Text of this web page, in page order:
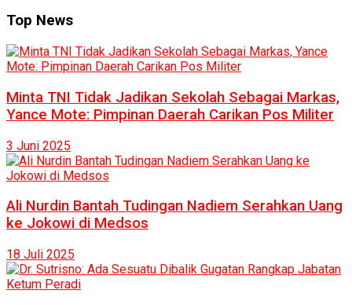
Top News
Minta TNI Tidak Jadikan Sekolah Sebagai Markas,
Yance Mote: Pimpinan Daerah Carikan Pos Militer
3 Juni 2025
Ali Nurdin Bantah Tudingan Nadiem Serahkan Uang
ke Jokowi di Medsos
18 Juli 2025